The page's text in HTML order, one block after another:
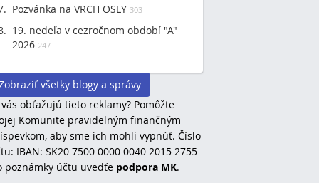
Pozvánka na VRCH OSLY 303
19. nedeľa v cezročnom období "A"
2026 247
všetky blogy a správy
obťažujú tieto reklamy? Pomôžte
Komunite pravidelným finančným
aby sme ich mohli vypnúť. Číslo
IBAN: SK20 7500 0000 0040 2015 2755
poznámky účtu uvedťe podpora MK.